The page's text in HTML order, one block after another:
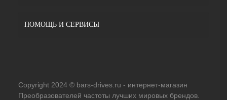
ПОМОЩЬ И СЕРВИСЫ
Copyright 2024 © bars-drives.ru - интернет-магазин
Преобразователей частоты лучших мировых брендов.